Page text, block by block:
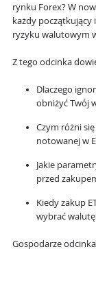
rynku Forex? W
każdy początkujący
ryzyku walutowym
Z tego odcinka
Dlaczego
obniżyć Twój
Czym różni
notowanej w
Jakie
przed
Kiedy zakup
wybrać
Gospodarze